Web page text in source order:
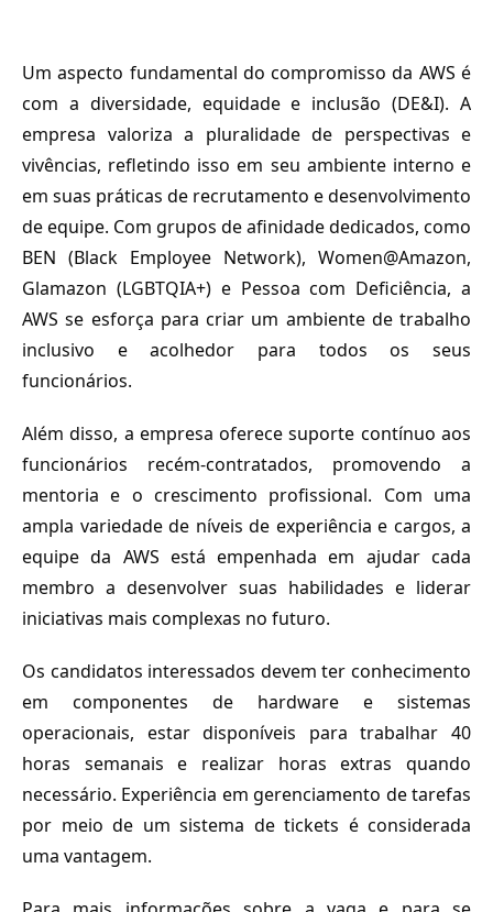
Um aspecto fundamental do compromisso da AWS é
com a diversidade, equidade e inclusão (DE&I). A
empresa valoriza a pluralidade de perspectivas e
vivências, refletindo isso em seu ambiente interno e
em suas práticas de recrutamento e desenvolvimento
de equipe. Com grupos de afinidade dedicados, como
BEN (Black Employee Network), Women@Amazon,
Glamazon (LGBTQIA+) e Pessoa com Deficiência, a
AWS se esforça para criar um ambiente de trabalho
inclusivo e acolhedor para todos os seus
funcionários.
Além disso, a empresa oferece suporte contínuo aos
funcionários recém-contratados, promovendo a
mentoria e o crescimento profissional. Com uma
ampla variedade de níveis de experiência e cargos, a
equipe da AWS está empenhada em ajudar cada
membro a desenvolver suas habilidades e liderar
iniciativas mais complexas no futuro.
Os candidatos interessados devem ter conhecimento
em componentes de hardware e sistemas
operacionais, estar disponíveis para trabalhar 40
horas semanais e realizar horas extras quando
necessário. Experiência em gerenciamento de tarefas
por meio de um sistema de tickets é considerada
uma vantagem.